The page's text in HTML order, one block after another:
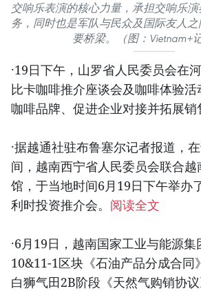
交响乐表演的核心力量，承担交响乐
务，同时也是军队与民众及国际友人
要桥梁。（图：Vietnam+
·19日下午，山罗省人民委员会在
比卡咖啡推介座谈会及咖啡体验
咖啡品牌、促进企业对接并拓展销
·据越通社驻布鲁塞尔记者报道，
间，越南西宁省人民委员会联合
馆，于当地时间6月19日下午举办
利时投资推介会。 阅读全文
·6月19日，越南国家工业与能源
10&11-1区块《石油产品分成合同
白狮气田2B阶段《天然气购销协